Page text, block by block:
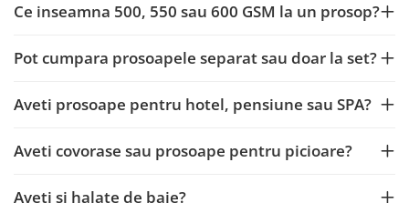
Ce inseamna 500, 550 sau 600 GSM la un prosop?
Pot cumpara prosoapele separat sau doar la set?
Aveti prosoape pentru hotel, pensiune sau SPA?
Aveti covorase sau prosoape pentru picioare?
Aveti si halate de baie?